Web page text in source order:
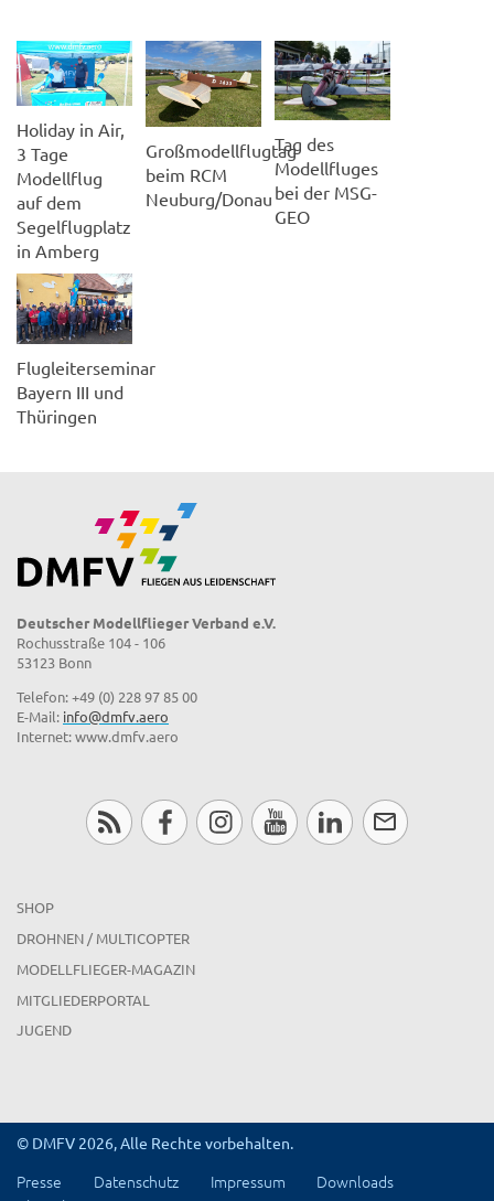
Holiday in Air,
3 Tage
Modellflug
auf dem
Segelflugplatz
in Amberg
Großmodellflugtag
beim RCM
Neuburg/Donau
Tag des
Modellfluges
bei der MSG-
GEO
Flugleiterseminar
Bayern III und
Thüringen
Deutscher Modellflieger Verband e.V.
Rochusstraße 104 - 106
53123 Bonn
Telefon: +49 (0) 228 97 85 00
E-Mail: info@dmfv.aero
Internet: www.dmfv.aero
SHOP
DROHNEN / MULTICOPTER
MODELLFLIEGER-MAGAZIN
MITGLIEDERPORTAL
JUGEND
© DMFV 2026, Alle Rechte vorbehalten.
Presse Datenschutz Impressum
Downloads